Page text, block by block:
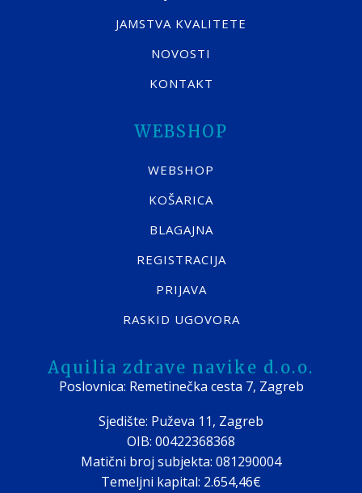
JAMSTVA KVALITETE
NOVOSTI
KONTAKT
WEBSHOP
WEBSHOP
KOŠARICA
BLAGAJNA
REGISTRACIJA
PRIJAVA
RASKID UGOVORA
Aquilia zdrave navike d.o.o.
Poslovnica: Remetinečka cesta 7, Zagreb
Sjedište: Puževa 11, Zagreb
OIB: 00422368368
Matični broj subjekta: 081290004
Temeljni kapital: 2.654,46€